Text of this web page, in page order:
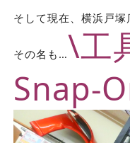
そして現在、横浜戸
その名も…\工
Snap-